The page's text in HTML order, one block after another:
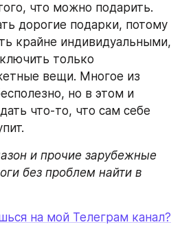
что можно подарить.
дорогие подарки, потому
крайне индивидуальными,
только
вещи. Многое из
но в этом и
что-то, что сам себе
и прочие зарубежные
без проблем найти в
на мой Телеграм канал?